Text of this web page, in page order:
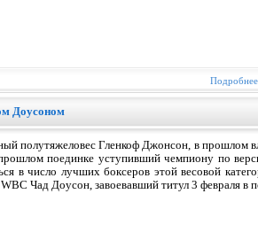
Доусоном
полутяжеловес Гленкоф Джонсон, в прошлом
поединке уступивший чемпиону по
в число лучших боксеров этой весовой
Чад Доусон, завоевавший титул 3 февраля